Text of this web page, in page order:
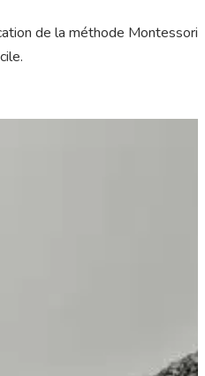
de la méthode Montessori